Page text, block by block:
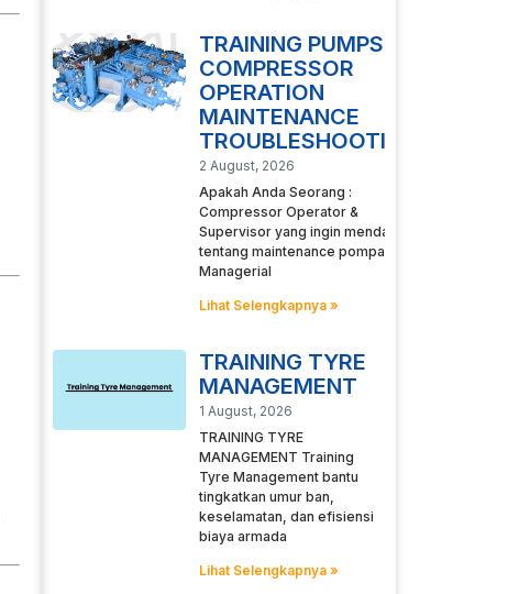
TRAINING PUMPS
COMPRESSOR
OPERATION
MAINTENANCE
TROUBLESHOOTING
2 August, 2026
Apakah Anda Seorang :
Compressor Operator &
Supervisor yang ingin mendalami
tentang maintenance pompa
Managerial
Lihat Selengkapnya »
TRAINING TYRE
MANAGEMENT
1 August, 2026
TRAINING TYRE
MANAGEMENT Training
Tyre Management bantu
tingkatkan umur ban,
keselamatan, dan efisiensi
biaya armada
Lihat Selengkapnya »